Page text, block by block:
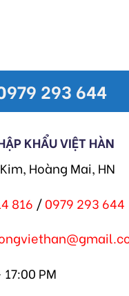
293 644
KHẨU VIỆT HÀN
Hoàng Mai, HN
816 /0979 293 644
PM